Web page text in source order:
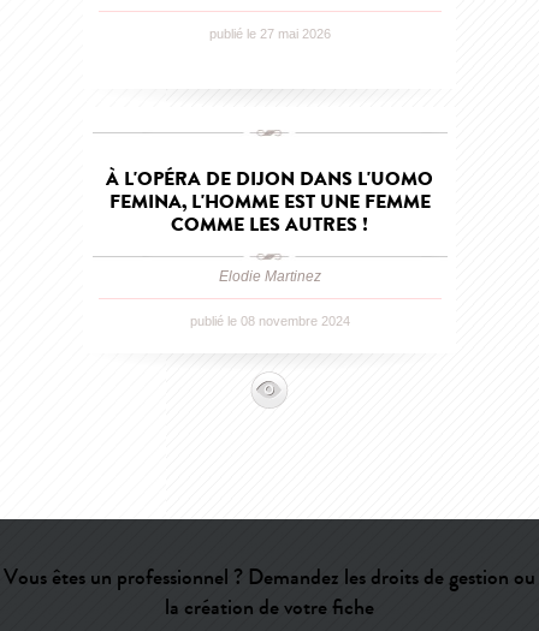
publié le 27 mai 2026
À L'OPÉRA DE DIJON DANS L'UOMO
FEMINA, L'HOMME EST UNE FEMME
COMME LES AUTRES !
Elodie Martinez
publié le 08 novembre 2024
Vous êtes un professionnel ? Demandez les droits de gestion ou
la création de votre fiche